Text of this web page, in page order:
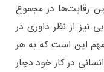
رقابت‌ها در مجموع
از نظر داوری در
این است که به هر
در کار خود دچار